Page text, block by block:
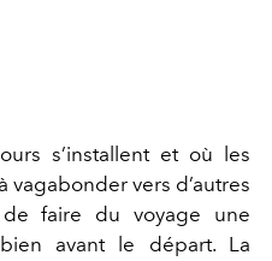
s’installent et où les
vers d’autres
faire du voyage une
avant le départ. La